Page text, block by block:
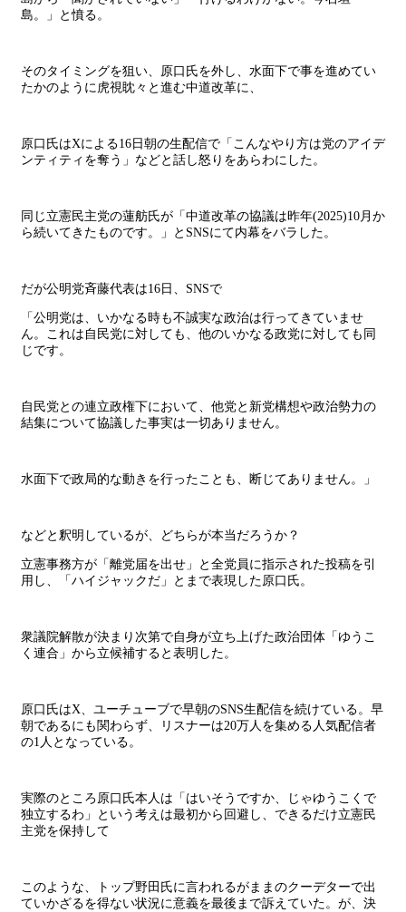
島。」と憤る。
そのタイミングを狙い、原口氏を外し、水面下で事を進めてい
たかのように虎視眈々と進む中道改革に、
原口氏はXによる16日朝の生配信で「こんなやり方は党のアイデ
ンティティを奪う」などと話し怒りをあらわにした。
同じ立憲民主党の蓮舫氏が「中道改革の協議は昨年(2025)10月か
ら続いてきたものです。」とSNSにて内幕をバラした。
だが公明党斉藤代表は16日、SNSで
「公明党は、いかなる時も不誠実な政治は行ってきていませ
ん。これは自民党に対しても、他のいかなる政党に対しても同
じです。
自民党との連立政権下において、他党と新党構想や政治勢力の
結集について協議した事実は一切ありません。
水面下で政局的な動きを行ったことも、断じてありません。」
などと釈明しているが、どちらが本当だろうか？
立憲事務方が「離党届を出せ」と全党員に指示された投稿を引
用し、「ハイジャックだ」とまで表現した原口氏。
衆議院解散が決まり次第で自身が立ち上げた政治団体「ゆうこ
く連合」から立候補すると表明した。
原口氏はX、ユーチューブで早朝のSNS生配信を続けている。早
朝であるにも関わらず、リスナーは20万人を集める人気配信者
の1人となっている。
実際のところ原口氏本人は「はいそうですか、じゃゆうこくで
独立するわ」という考えは最初から回避し、できるだけ立憲民
主党を保持して
このような、トップ野田氏に言われるがままのクーデターで出
ていかざるを得ない状況に意義を最後まで訴えていた。が、決